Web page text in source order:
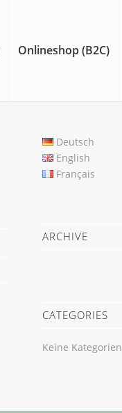
Onlineshop (B2C)
Deutsch
English
Français
ARCHIVE
CATEGORIES
Keine Kategorien